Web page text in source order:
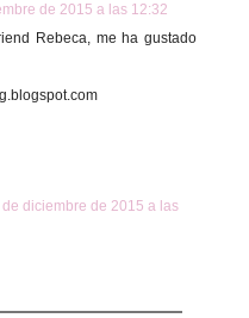
de 2015 a las 12:32
Rebeca, me ha gustado
de diciembre de 2015 a las